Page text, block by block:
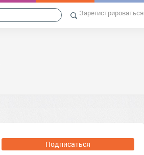
Зарегистрироваться
Подписаться